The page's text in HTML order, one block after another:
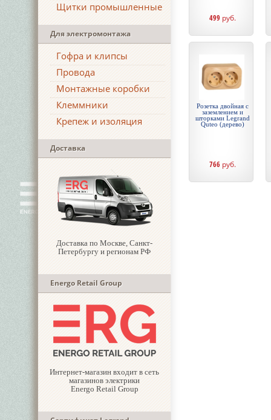
Щитки промышленные
Для электромонтажа
Гофра и клипсы
Провода
Монтажные коробки
Клеммники
Крепеж и изоляция
Доставка
Доставка по Москве, Санкт-
Петербургу и регионам РФ
Energo Retail Group
Интернет-магазин входит в сеть
магазинов электрики
Energo Retail Group
499 руб.
Розетка двойная с
заземлением и
шторками Legrand
Quteo (дерево)
766 руб.